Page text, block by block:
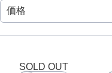
価格
SOLD OUT